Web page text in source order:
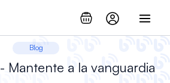
Blog
- Mantente a la vanguardia